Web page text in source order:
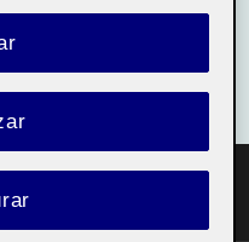
de
DEL CURSO